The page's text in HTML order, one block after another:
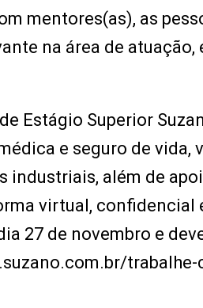
mentores(as), as
na área de
Estágio Superior
e seguro de
industriais, além de
virtual,
27 de novembro e